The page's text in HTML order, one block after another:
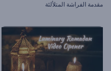
مقدمة الفراشة المتلألئة